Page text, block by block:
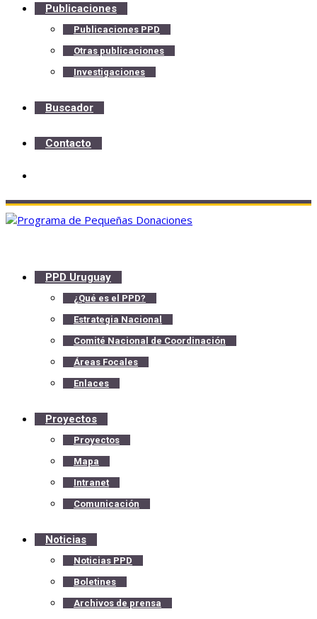
Publicaciones
Publicaciones PPD
Otras publicaciones
Investigaciones
Buscador
Contacto
PPD Uruguay
¿Qué es el PPD?
Estrategia Nacional
Comité Nacional de Coordinación
Áreas Focales
Enlaces
Proyectos
Proyectos
Mapa
Intranet
Comunicación
Noticias
Noticias PPD
Boletines
Archivos de prensa